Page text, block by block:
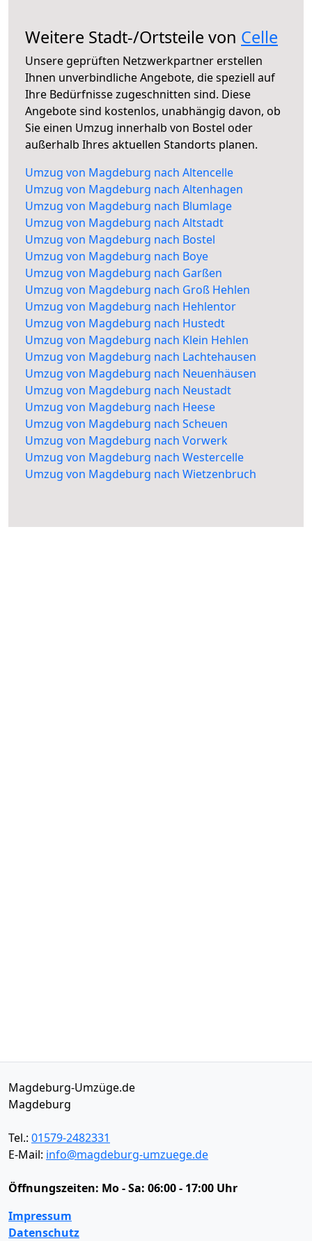
Weitere Stadt-/Ortsteile von Celle
Unsere geprüften Netzwerkpartner erstellen
Ihnen unverbindliche Angebote, die speziell auf
Ihre Bedürfnisse zugeschnitten sind. Diese
Angebote sind kostenlos, unabhängig davon, ob
Sie einen Umzug innerhalb von Bostel oder
außerhalb Ihres aktuellen Standorts planen.
Umzug von Magdeburg nach Altencelle
Umzug von Magdeburg nach Altenhagen
Umzug von Magdeburg nach Blumlage
Umzug von Magdeburg nach Altstadt
Umzug von Magdeburg nach Bostel
Umzug von Magdeburg nach Boye
Umzug von Magdeburg nach Garßen
Umzug von Magdeburg nach Groß Hehlen
Umzug von Magdeburg nach Hehlentor
Umzug von Magdeburg nach Hustedt
Umzug von Magdeburg nach Klein Hehlen
Umzug von Magdeburg nach Lachtehausen
Umzug von Magdeburg nach Neuenhäusen
Umzug von Magdeburg nach Neustadt
Umzug von Magdeburg nach Heese
Umzug von Magdeburg nach Scheuen
Umzug von Magdeburg nach Vorwerk
Umzug von Magdeburg nach Westercelle
Umzug von Magdeburg nach Wietzenbruch
Magdeburg-Umzüge.de
Magdeburg
Tel.: 01579-2482331
E-Mail: info@magdeburg-umzuege.de
Öffnungszeiten: Mo - Sa: 06:00 - 17:00 Uhr
Impressum
Datenschutz